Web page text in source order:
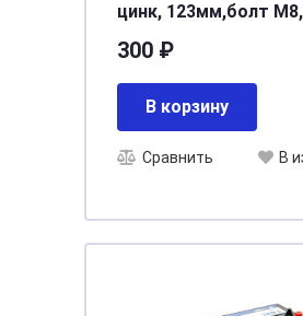
цинк, 123мм,болт
300 ₽
В корзину
Сравнить В